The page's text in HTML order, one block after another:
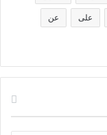
على عن